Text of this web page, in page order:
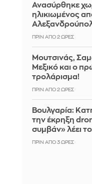
Ανασύρθηκε
ηλικιωμένος
ΠΡΙΝ ΑΠΌ 2 ΏΡΕΣ
Μουτσινάς,
Μεξικό και ο
τρολάρισμα!
ΠΡΙΝ ΑΠΌ 2 ΏΡΕΣ
Βουλγαρία:
την έκρηξη
συμβάν» λέει
ΠΡΙΝ ΑΠΌ 3 ΏΡΕΣ